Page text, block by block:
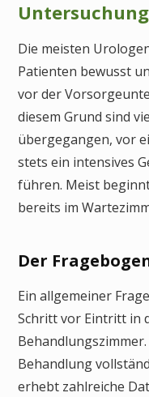
Untersuchung
Die meisten
Patienten bewusst
vor der
diesem Grund sind
übergegangen, vor
stets ein intensives
führen. Meist
bereits im
Der
Ein allgemeiner
Schritt vor Eintritt in
Behandlung
erhebt zahlreiche